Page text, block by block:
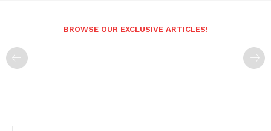
BROWSE OUR EXCLUSIVE ARTICLES!